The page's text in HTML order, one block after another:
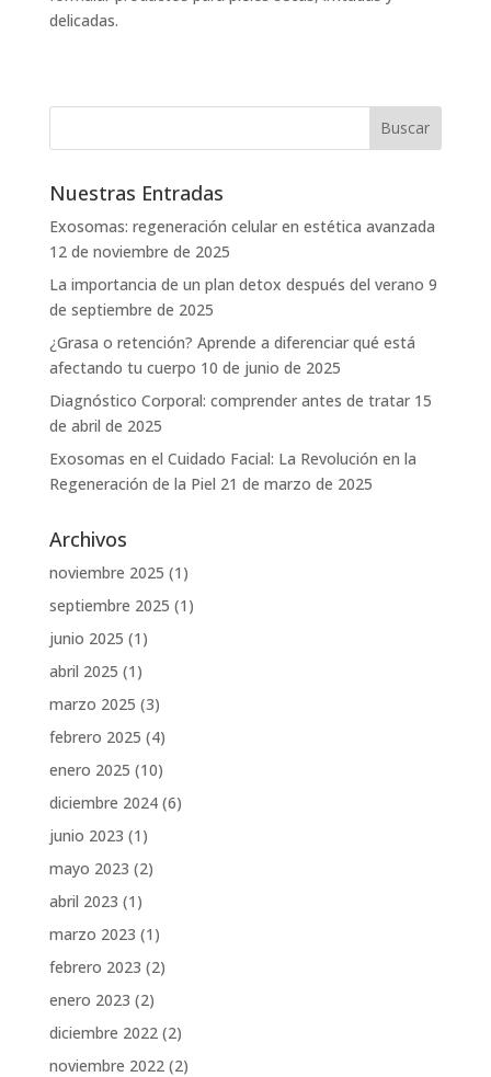
delicadas.
Nuestras Entradas
Exosomas: regeneración celular en estética avanzada
12 de noviembre de 2025
La importancia de un plan detox después del verano 9
de septiembre de 2025
¿Grasa o retención? Aprende a diferenciar qué está
afectando tu cuerpo 10 de junio de 2025
Diagnóstico Corporal: comprender antes de tratar 15
de abril de 2025
Exosomas en el Cuidado Facial: La Revolución en la
Regeneración de la Piel 21 de marzo de 2025
Archivos
noviembre 2025 (1)
septiembre 2025 (1)
junio 2025 (1)
abril 2025 (1)
marzo 2025 (3)
febrero 2025 (4)
enero 2025 (10)
diciembre 2024(6)
junio 2023 (1)
mayo 2023 (2)
abril 2023 (1)
marzo 2023 (1)
febrero 2023 (2)
enero 2023 (2)
diciembre 2022(2)
noviembre 2022(2)